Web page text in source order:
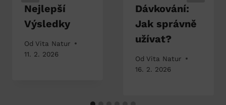
Nejlepší
Výsledky
Od Vita Natur
11. 2. 2026
Dávkování:
Jak správně
užívat?
Od Vita Natur
16. 2. 2026